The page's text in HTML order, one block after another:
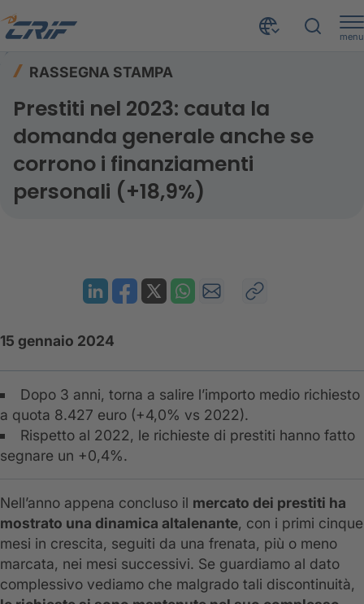
menu
RASSEGNA STAMPA
Prestiti nel 2023: cauta la
domanda generale anche se
corrono i finanziamenti
personali (+18,9%)
15 gennaio 2024
Dopo 3 anni, torna a salire l’importo medio richiesto
a quota 8.427 euro (+4,0% vs 2022).
Rispetto al 2022, le richieste di prestiti hanno fatto
segnare un +0,4%.
Nell’anno appena concluso il mercato dei prestiti ha
mostrato una dinamica altalenante, con i primi cinque
mesi in crescita, seguiti da una frenata, più o meno
marcata, nei mesi successivi. Se guardiamo al dato
complessivo vediamo che malgrado tali discontinuità,